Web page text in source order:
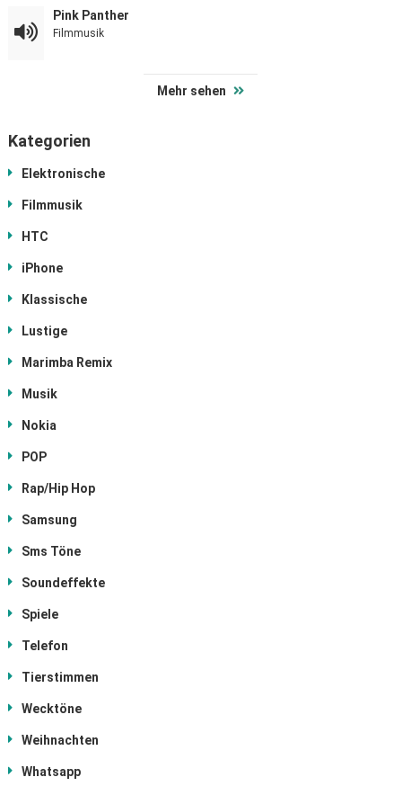
Pink Panther
Filmmusik
Mehr sehen
Kategorien
Elektronische
Filmmusik
HTC
iPhone
Klassische
Lustige
Marimba Remix
Musik
Nokia
POP
Rap/Hip Hop
Samsung
Sms Töne
Soundeffekte
Spiele
Telefon
Tierstimmen
Wecktöne
Weihnachten
Whatsapp